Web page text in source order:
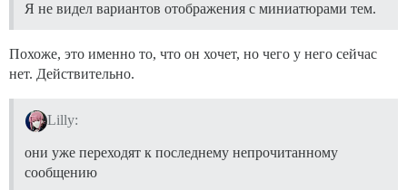
Я не видел вариантов отображения с миниатюрами тем.
Похоже, это именно то, что он хочет, но чего у него сейчас
нет. Действительно.
Lilly:
они уже переходят к последнему непрочитанному
сообщению